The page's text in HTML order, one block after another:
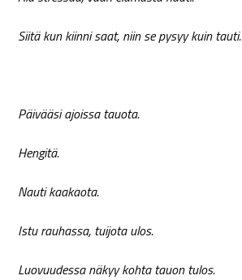
Siitä kun kiinni saat, niin se pysyy kuin tauti.
Päivääsi ajoissa tauota.
Hengitä.
Nauti kaakaota.
Istu rauhassa, tuijota ulos.
Luovuudessa näkyy kohta tauon tulos.